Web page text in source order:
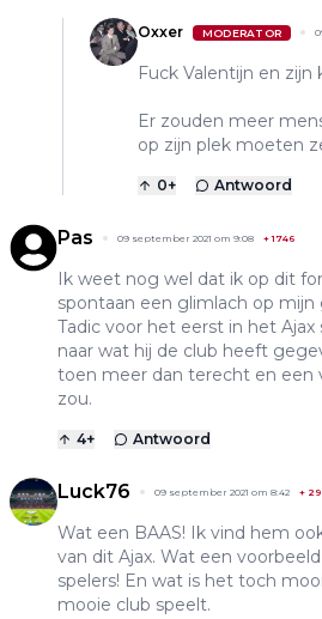
Oxxer MODERATOR
Fuck Valentijn en zijn
Er zouden meer
op zijn plek moeten
0+ Antwoord
Pas 09 september 2021 om 9:08 +1746
Ik weet nog wel dat ik op dit
spontaan een glimlach op
Tadic voor het eerst in het Ajax
naar wat hij de club heeft
toen meer dan terecht en een
zou.
4+ Antwoord
Luck76 09 september 2021 om 8:42 +
Wat een BAAS! Ik vind hem
van dit Ajax. Wat een
spelers! En wat is het toch
mooie club speelt.